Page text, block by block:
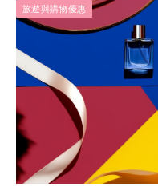
旅遊與購物優惠